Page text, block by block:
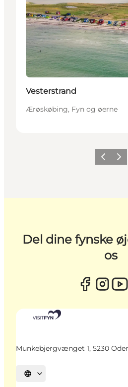
Vesterstrand
Ærøskøbing, Fyn og øerne
ForrigeNæste
Del dine fynske
os
Munkebjergvænget 1, 5230
Vælg sprog